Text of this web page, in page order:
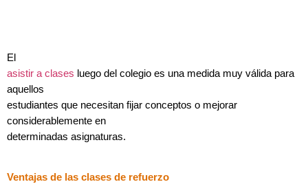
El
asistir a clases luego del colegio es una medida muy válida para
aquellos
estudiantes que necesitan fijar conceptos o mejorar
considerablemente en
determinadas asignaturas.
Ventajas de las clases de refuerzo